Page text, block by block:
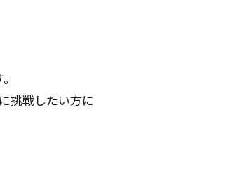
挑戦したい方に